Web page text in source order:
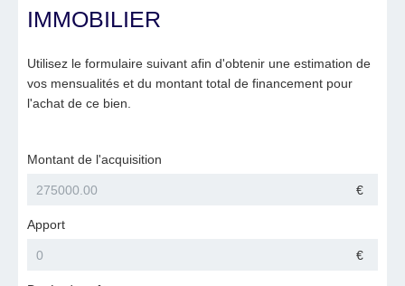
IMMOBILIER
Utilisez le formulaire suivant afin d'obtenir une estimation de
vos mensualités et du montant total de financement pour
l'achat de ce bien.
Montant de l'acquisition
€
Apport
€